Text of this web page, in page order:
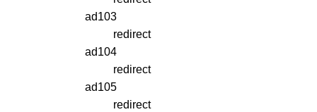
ad103
redirect
ad104
redirect
ad105
redirect